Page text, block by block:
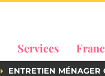
Services
ENTRETIEN MÉNAGER